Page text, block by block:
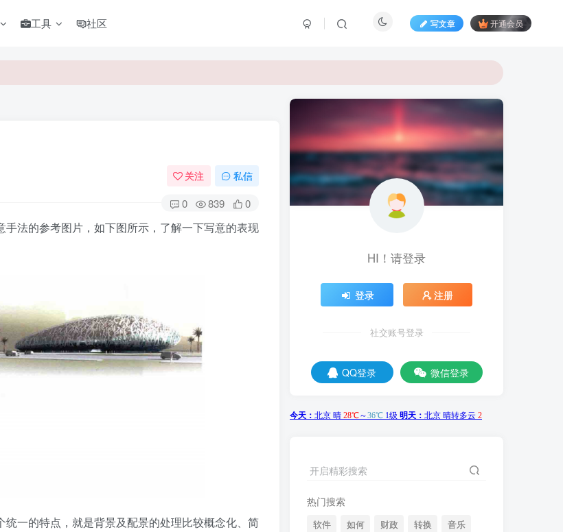
工具 社区 写文章 开通会员
关注 私信
0 839 0
法的参考图片，如下图所示，了解一下写意的表现
一的特点，就是背景及配景的处理比较概念化、简
HI！请登录
登录 注册
社交账号登录
QQ登录 微信登录
开启精彩搜索
热门搜索
软件 如何 财政 转换
音乐